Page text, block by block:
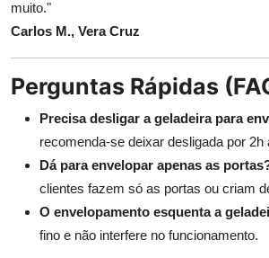
muito."
Carlos M., Vera Cruz
Perguntas Rápidas
Precisa desligar a geladeira para
recomenda-se deixar desligada por 2h
Dá para envelopar apenas as
clientes fazem só as portas ou criam
O envelopamento esquenta a
fino e não interfere no funcionamento.